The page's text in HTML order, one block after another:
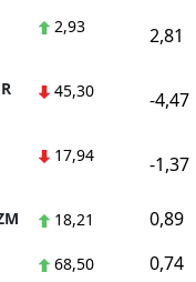
2,93 2,81
45,30 -4,47
17,94 -1,37
18,21 0,89
68,50 0,74